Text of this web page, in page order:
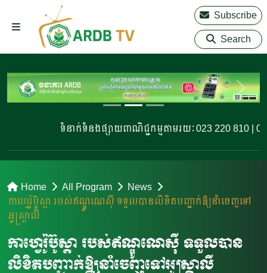
Subscribe
Search
ទំនាក់ទំនងផ្សាយពាណិជ្ជកម្មតាមរយៈ 023 220 810 | 023
Home All Program
News
កាហ្វេរ៉ូប៊ូស្តា របស់ឥណ្ឌូណេស៊ី ទទួលបានលិខិតបញ្ជាក់ឱ្យនាំចេញទៅ
អូស្ត្រាលី
កាហ្វេរ៉ូប៊ូស្តា របស់ឥណ្ឌូណេស៊ី ទទួលបាន
លិខិតបញ្ជាក់ឱ្យនាំចេញទៅអូស្ត្រាលី